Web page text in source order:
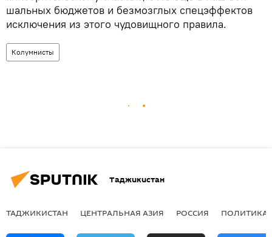
шальных бюджетов и безмозглых спецэффектов
исключения из этого чудовищного правила.
Колумнисты
Таджикистан
ТАДЖИКИСТАН ЦЕНТРАЛЬНАЯ АЗИЯ РОССИЯ ПОЛИТИКА